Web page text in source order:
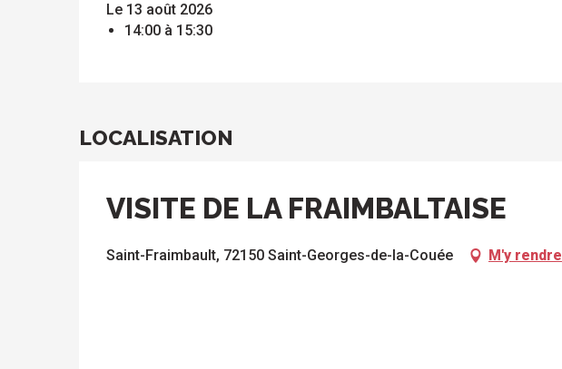
Le 13 août 2026
14:00 à 15:30
LOCALISATION
VISITE DE LA FRAIMBALTAISE
Saint-Fraimbault, 72150 Saint-Georges-de-la-Couée M'y rendre